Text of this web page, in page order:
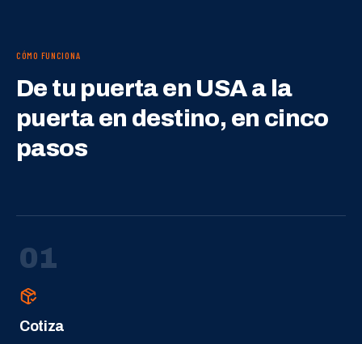
CÓMO FUNCIONA
De tu puerta en USA a la
puerta en destino, en cinco
pasos
01
Cotiza